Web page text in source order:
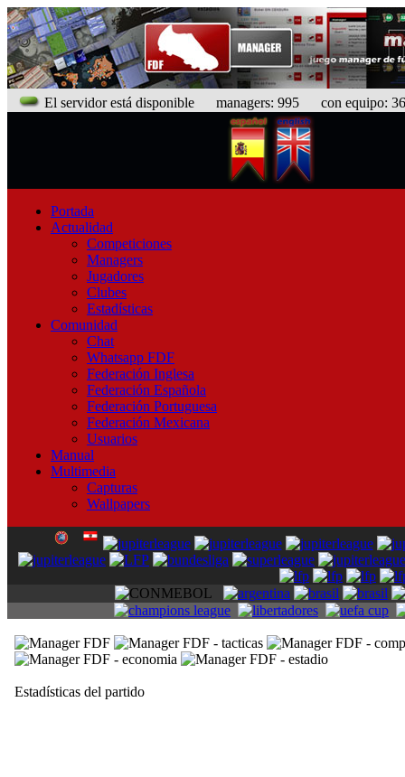
El servidor está disponible managers: 995 con equipo:
Portada
Actualidad
Competiciones
Managers
Jugadores
Clubes
Estadísticas
Comunidad
Chat
Whatsapp FDF
Federación Inglesa
Federación Española
Federación Portuguesa
Federación Mexicana
Usuarios
Manual
Multimedia
Capturas
Wallpapers
Estadísticas del partido